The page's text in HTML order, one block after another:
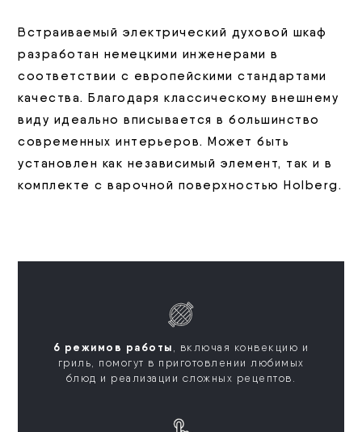
Встраиваемый электрический духовой шкаф
разработан немецкими инженерами в
соответствии с европейскими стандартами
качества. Благодаря классическому внешнему
виду идеально вписывается в большинство
современных интерьеров. Может быть
установлен как независимый элемент, так и в
комплекте с варочной поверхностью Holberg.
6 режимов работы , включая конвекцию и
гриль, помогут в приготовлении любимых
блюд и реализации сложных рецептов.